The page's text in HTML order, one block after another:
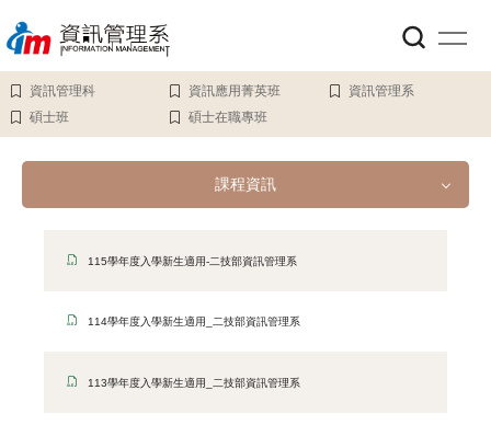
到
要
內
資訊管理科 資訊應用菁英班
資訊管理系
碩士班
碩士在職專班
課程資訊
課程資訊
五專部
二技部
115學年度入學新生適用-二技部資訊管理系
114學年度入學新生適用_二技部資訊管理系
113學年度入學新生適用_二技部資訊管理系